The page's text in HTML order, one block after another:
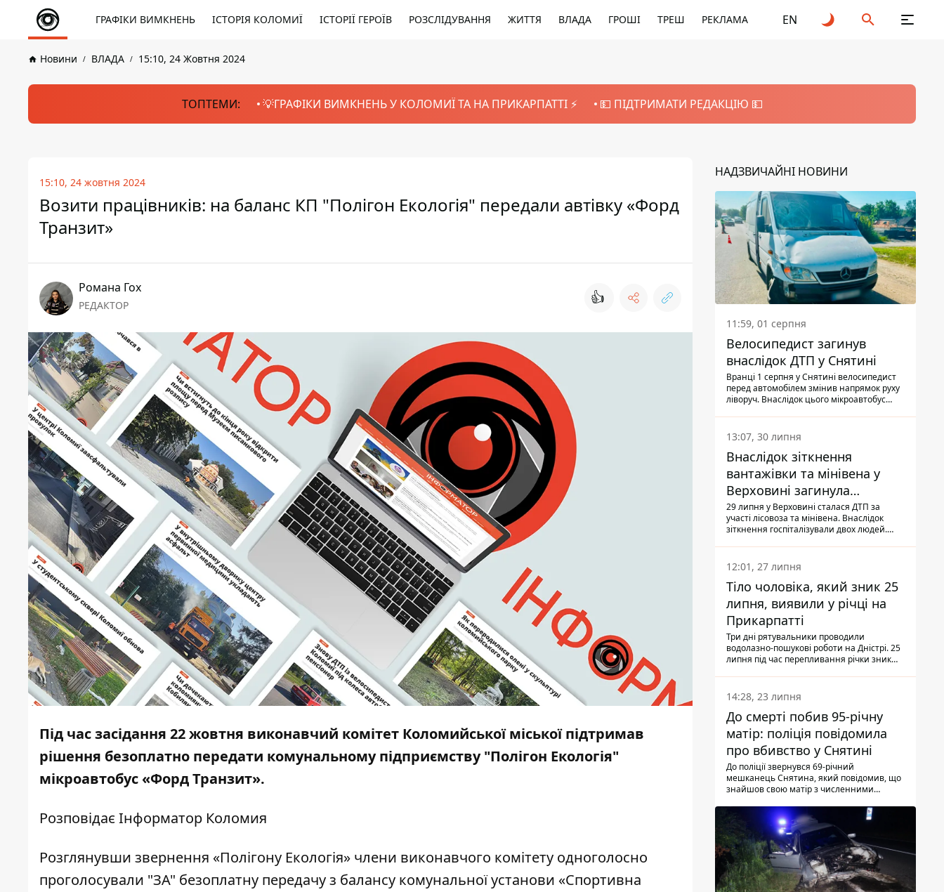
ГРАФІКИ ВИМКНЕНЬ ІСТОРІЯ КОЛОМИЇ ІСТОРІЇ ГЕРОЇВ РОЗСЛІДУВАННЯ ЖИТТЯ ВЛАДА ГРОШІ ТРЕШ РЕКЛАМА EN
Новини ВЛАДА 15:10, 24 Жовтня 2024
ТОПТЕМИ: 💡ГРАФІКИ ВИМКНЕНЬ У КОЛОМИЇ ТА НА ПРИКАРПАТТІ ⚡️ 💵 ПІДТРИМАТИ РЕДАКЦІЮ 💵
15:10, 24 жовтня 2024
Возити працівників: на баланс КП "Полігон Екологія" передали автівку «Форд
Транзит»
Романа Гох
РЕДАКТОР 👍
Під час засідання 22 жовтня виконавчий комітет Коломийської міської підтримав
рішення безоплатно передати комунальному підприємству "Полігон Екологія"
мікроавтобус «Форд Транзит».
Розповідає Інформатор Коломия
Розглянувши звернення «Полігону Екологія» члени виконавчого комітету одноголосно
проголосували "ЗА" безоплатну передачу з балансу комунальної установи «Спортивна
НАДЗВИЧАЙНІ НОВИНИ
11:59, 01 серпня
Велосипедист загинув
внаслідок ДТП у Снятині
Вранці 1 серпня у Снятині велосипедист
перед автомобілем змінив напрямок руху
ліворуч. Внаслідок цього мікроавтобус
13:07, 30 липня
Внаслідок зіткнення
вантажівки та мінівена у
Верховині загинула
пасажирка, водійка - у
лікарні
29 липня у Верховині сталася ДТП за
участі лісовоза та мінівена. Внаслідок
зіткнення госпіталізували двох людей.
Також травми отримала водійка
автомобіля.
12:01, 27 липня
Тіло чоловіка, який зник 25
липня, виявили у річці на
Прикарпатті
Три дні рятувальники проводили
водолазно-пошукові роботи на Дністрі. 25
липня під час перепливання річки зник
виявили тіло.
14:28, 23 липня
До смерті побив 95-річну
матір: поліція повідомила
про вбивство у Снятині
До поліції звернувся 69-річний
мешканець Снятина, який повідомив, що
знайшов свою матір з численними
з'ясували правоохоронці, ці травми жінці
наніс її син.